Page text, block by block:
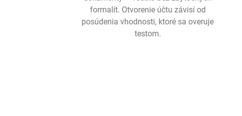
formalít. Otvorenie účtu závisí od
posúdenia vhodnosti, ktoré sa overuje
testom.